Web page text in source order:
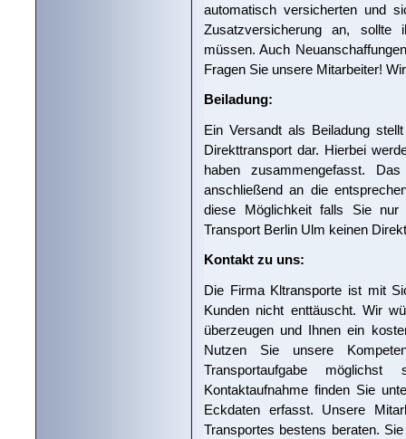
automatisch versicherten und
Zusatzversicherung an, sollte
müssen. Auch
Fragen Sie unsere Mitarbeiter!
Beiladung:
Ein Versandt als Beiladung
Direkttransport dar. Hierbei
haben zusammengefasst.
anschließend an die
diese Möglichkeit falls Sie nur
Transport Berlin Ulm keinen
Kontakt zu uns:
Die Firma Kltransporte ist mit
Kunden nicht enttäuscht. Wir
überzeugen und Ihnen ein
Nutzen Sie unsere
Transportaufgabe
Kontaktaufnahme finden Sie
Eckdaten erfasst. Unsere
Transportes bestens beraten.